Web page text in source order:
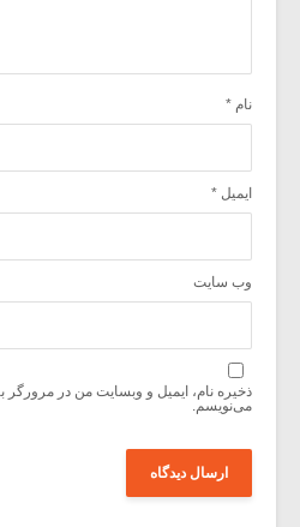
نام *
ایمیل *
وب‌ سایت
ذخیره نام، ایمیل و وبسایت من در مرورگر
می‌نویسم.